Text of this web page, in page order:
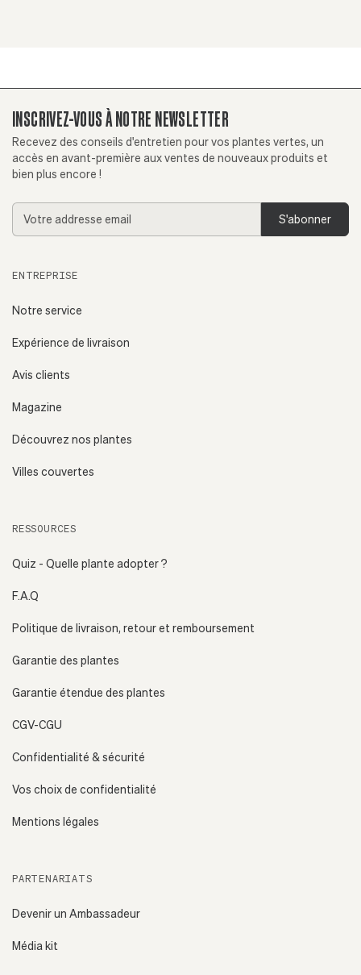
INSCRIVEZ-VOUS À NOTRE NEWSLETTER
Recevez des conseils d'entretien pour vos plantes vertes, un
accès en avant-première aux ventes de nouveaux produits et
bien plus encore !
Addresse
ENTREPRISE
Notre service
Expérience de livraison
Avis clients
Magazine
Découvrez nos plantes
Villes couvertes
RESSOURCES
Quiz - Quelle plante adopter ?
F.A.Q
Politique de livraison, retour et remboursement
Garantie des plantes
Garantie étendue des plantes
CGV-CGU
Confidentialité & sécurité
Vos choix de confidentialité
Mentions légales
PARTENARIATS
Devenir un Ambassadeur
Média kit